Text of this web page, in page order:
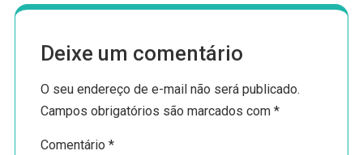
Deixe um comentário
O seu endereço de e-mail não será publicado.
Campos obrigatórios são marcados com*
Comentário*